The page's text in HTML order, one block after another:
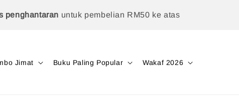
penghantaran untuk pembelian RM50 ke atas
Jimat Buku Paling Popular Wakaf 2026